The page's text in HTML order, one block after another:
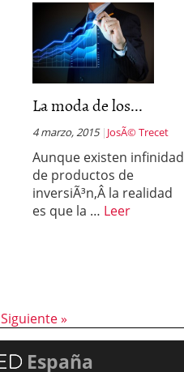
La moda de los...
4 marzo, 2015 JosÃ© Trecet
Aunque existen infinidad
de productos de
inversiÃ³n,Â la realidad
es que la … Leer
Siguiente »
España